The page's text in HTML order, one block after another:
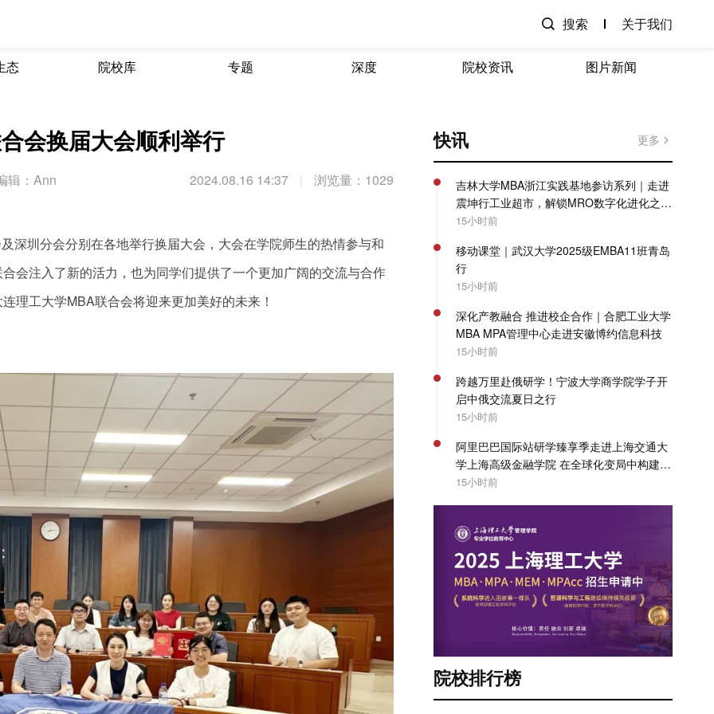
搜索 关于我们
态 院校库 专题 深度 院校资讯 图片新闻
会换届大会顺利举行
辑：Ann 2024.08.16 14:37 浏览量：1029
深圳分会分别在各地举行换届大会，大会在学院师生的热情参与和
会注入了新的活力，也为同学们提供了一个更加广阔的交流与合作
理工大学MBA联合会将迎来更加美好的未来！
快讯 更多
吉林大学MBA浙江实践基地参访系列｜走进
震坤行工业超市，解锁MRO数字化进化之
路！
15小时前
移动课堂｜武汉大学2025级EMBA11班青岛
行
15小时前
深化产教融合 推进校企合作｜合肥工业大学
MBA MPA管理中心走进安徽博约信息科技
15小时前
跨越万里赴俄研学！宁波大学商学院学子开
启中俄交流夏日之行
15小时前
阿里巴巴国际站研学臻享季走进上海交通大
学上海高级金融学院 在全球化变局中构建企
业出海系统能力 | SAIF动态
15小时前
院校排行榜